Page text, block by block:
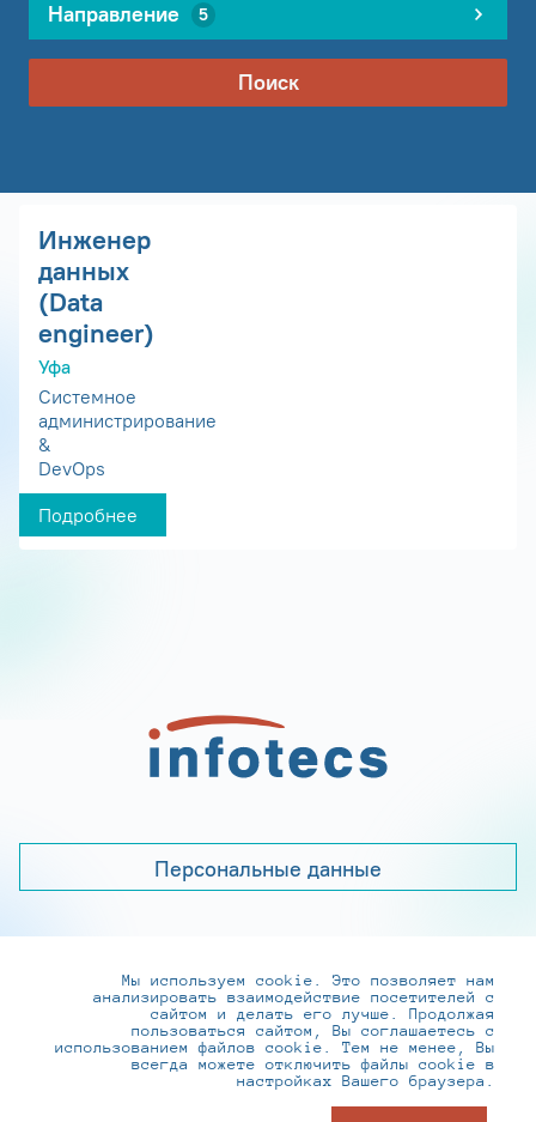
Направление 5
Поиск
Инженер
данных
(Data
engineer)
Уфа
Системное
администрирование
&
DevOps
Подробнее
Персональные данные
+7 (495) 737-6192, 8-800-250-0-260
practice@infotecs.ru,hr@infotecs.ru
127273, г. Москва, Отрадная ул., 2Б строение 1
Мы используем cookie. Это позволяет нам
анализировать взаимодействие посетителей с
сайтом и делать его лучше. Продолжая
пользоваться сайтом, Вы соглашаетесь с
использованием файлов cookie. Тем не менее, Вы
всегда можете отключить файлы cookie в
настройках Вашего браузера.